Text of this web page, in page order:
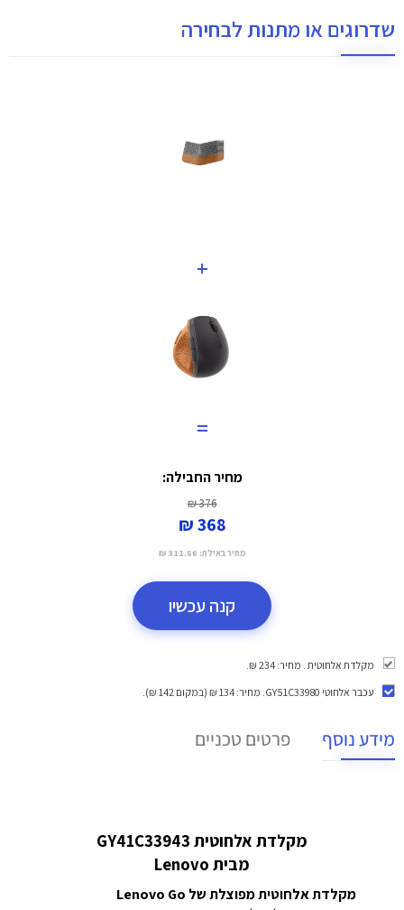
שדרוגים או מתנות לבחירה
+
=
מחיר החבילה:
376 ₪
368 ₪
מחיר באילת: 311.86 ₪
קנה עכשיו
מקלדת אלחוטית . מחיר: 234 ₪.
עכבר אלחוטי GY51C33980
. מחיר: 134 ₪ (במקום 142 ₪).
מידע נוסף פרטים טכניים
מקלדת אלחוטית GY41C33943
מבית Lenovo
מקלדת אלחוטית מפוצלת של Lenovo Go